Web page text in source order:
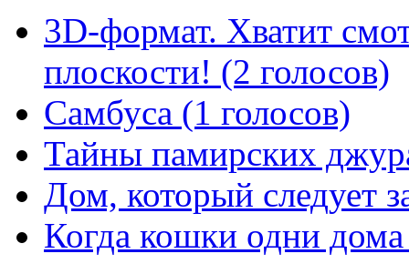
3D-формат. Хватит
плоскости! (2 голосов)
Самбуса (1 голосов)
Тайны памирских
Дом, который следует
Когда кошки одни дома